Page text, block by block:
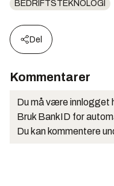
BEDRIFTSTEKNOLOGI
Del
Kommentarer
Du må være innlogget
Bruk BankID for
Du kan kommentere